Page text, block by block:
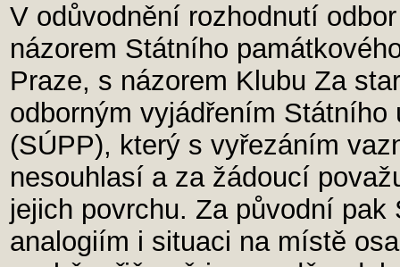
V odůvodnění rozhodnutí
názorem Státního
Praze, s názorem Klubu Za
odborným vyjádřením
(SÚPP), který s vyřezáním
nesouhlasí a za žádoucí
jejich povrchu. Za původní
analogiím i situaci na místě